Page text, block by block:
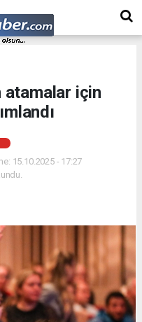
atamalar için
15.10.2025 - 17:27